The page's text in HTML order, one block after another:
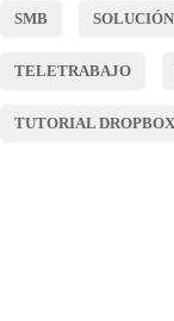
SMB
TELETRABAJO
TUTORIAL DROPBOX